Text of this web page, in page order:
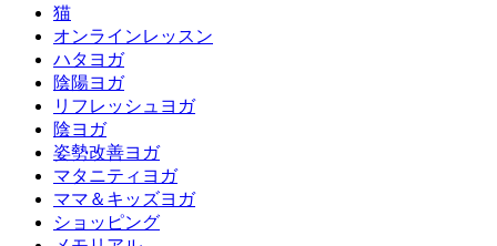
猫
オンラインレッスン
ハタヨガ
陰陽ヨガ
リフレッシュヨガ
陰ヨガ
姿勢改善ヨガ
マタニティヨガ
ママ＆キッズヨガ
ショッピング